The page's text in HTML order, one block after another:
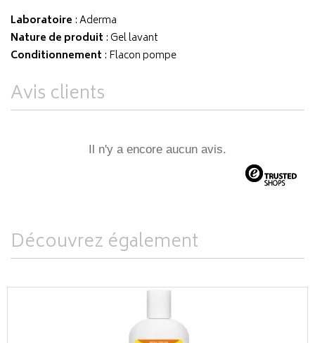
Laboratoire :Aderma
Nature de produit : Gel lavant
Conditionnement : Flacon pompe
Avis clients
Il n'y a encore aucun avis.
Découvrez également